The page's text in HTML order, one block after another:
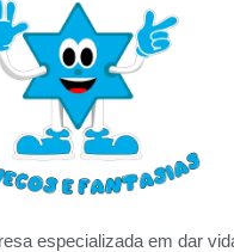
especializada em dar